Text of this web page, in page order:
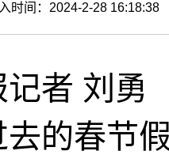
时间：2024-2-28
者 刘勇
春节假